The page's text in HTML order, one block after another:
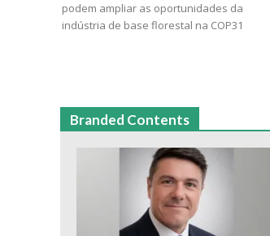
podem ampliar as oportunidades da
indústria de base florestal na COP31
Branded Contents